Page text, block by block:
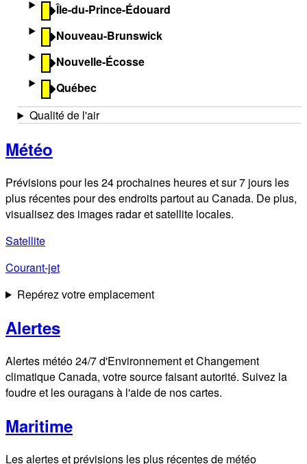
Île-du-Prince-Édouard
Nouveau-Brunswick
Nouvelle-Écosse
Québec
Qualité de l'air
Météo
Prévisions pour les 24 prochaines heures et sur 7 jours les
plus récentes pour des endroits partout au Canada. De plus,
visualisez des images radar et satellite locales.
Satellite
Courant-jet
Repérez votre emplacement
Alertes
Alertes météo 24/7 d'Environnement et Changement
climatique Canada, votre source faisant autorité. Suivez la
foudre et les ouragans à l'aide de nos cartes.
Maritime
Les alertes et prévisions les plus récentes de météo